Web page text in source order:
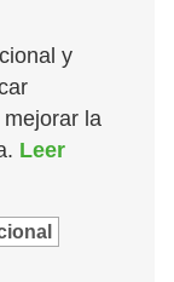
y
la
Leer